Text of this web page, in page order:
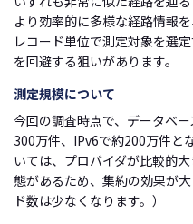
より効率的に多様な経路情報
レコード単位で測定対象を選
を回避する狙いがあります。
測定規模について
今回の調査時点で、データベ
300万件、IPv6で約200万件と
いては、プロバイダが比較的
態があるため、集約の効果が
ド数は少なくなります。）